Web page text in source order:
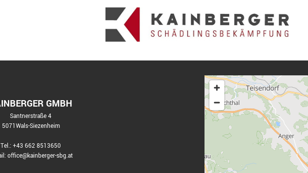
GMBH
Santnerstraße 4
5071Wals-Siezenheim
Tel.: +43 662 8513650
office@kainberger-sbg.at